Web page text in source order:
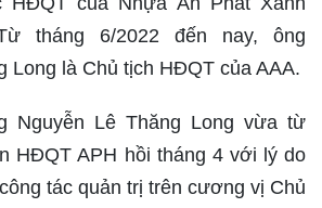
tháng 6/2022 đến nay, ông
Long là Chủ tịch HĐQT của AAA.
Nguyễn Lê Thăng Long vừa từ
HĐQT APH hồi tháng 4 với lý do
tác quản trị trên cương vị Chủ